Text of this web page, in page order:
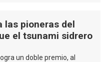
las pioneras del
el tsunami sidrero
un doble premio, al